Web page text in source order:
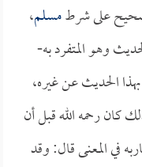
صحيح على شرطمسلم،
وهو المتفرد به-
الحديث عن غيره،
كان رحمه الله قبل أن
في المعنى قال: وقد